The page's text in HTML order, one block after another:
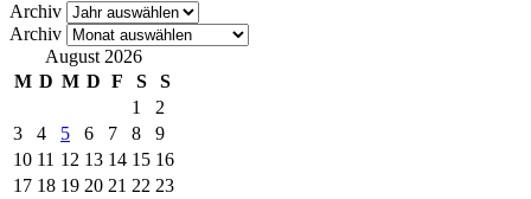
Archiv
Archiv
August 2026
M D M D F S
S
1
2
3
4 5 6 7 8
9
10 11 12 13 14 15 16
17 18 19 20 21 22 23